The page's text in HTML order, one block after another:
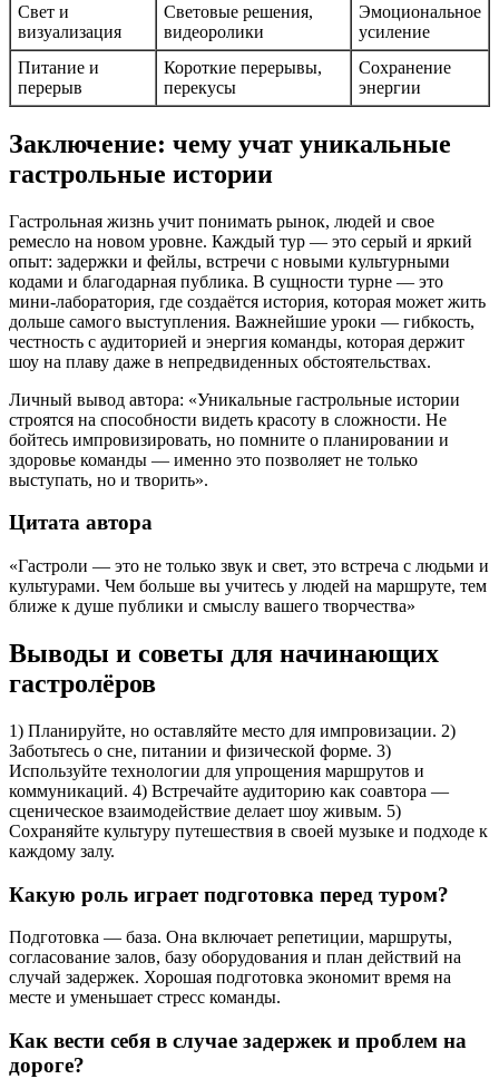
Свет и
визуализация
Световые решения,
видеоролики
Эмоциональное
усиление
Питание и
перерыв
Короткие перерывы,
перекусы
Сохранение
энергии
Заключение: чему учат уникальные
гастрольные истории
Гастрольная жизнь учит понимать рынок, людей и свое
ремесло на новом уровне. Каждый тур — это серый и яркий
опыт: задержки и фейлы, встречи с новыми культурными
кодами и благодарная публика. В сущности турне — это
мини-лаборатоpия, где создаётся история, которая может жить
дольше самого выступления. Важнейшие уроки — гибкость,
честность с аудиторией и энергия команды, которая держит
шоу на плаву даже в непредвиденных обстоятельствах.
Личный вывод автора: «Уникальные гастрольные истории
строятся на способности видеть красоту в сложности. Не
бойтесь импровизировать, но помните о планировании и
здоровье команды — именно это позволяет не только
выступать, но и творить».
Цитата автора
«Гастроли — это не только звук и свет, это встреча с людьми и
культурами. Чем больше вы учитесь у людей на маршруте, тем
ближе к душе публики и смыслу вашего творчества»
Выводы и советы для начинающих
гастролёров
1) Планируйте, но оставляйте место для импровизации. 2)
Заботьтесь о сне, питании и физической форме. 3)
Используйте технологии для упрощения маршрутов и
коммуникаций. 4) Встречайте аудиторию как соавтора —
сценическое взаимодействие делает шоу живым. 5)
Сохраняйте культуру путешествия в своей музыке и подходе к
каждому залу.
Какую роль играет подготовка перед туром?
Подготовка — база. Она включает репетиции, маршруты,
согласование залов, базу оборудования и план действий на
случай задержек. Хорошая подготовка экономит время на
месте и уменьшает стресс команды.
Как вести себя в случае задержек и проблем на
дороге?